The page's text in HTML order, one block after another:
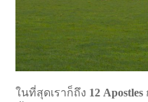
ในที่สุดเราก็ถึง 12 Apostles